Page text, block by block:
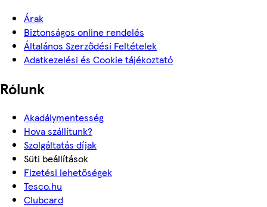
Árak
Biztonságos online rendelés
Általános Szerződési Feltételek
Adatkezelési és Cookie tájékoztató
Rólunk
Akadálymentesség
Hova szállítunk?
Szolgáltatás díjak
Süti beállítások
Fizetési lehetőségek
Tesco.hu
Clubcard